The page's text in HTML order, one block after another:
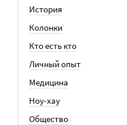
История
Колонки
Кто есть кто
Личный опыт
Медицина
Ноу-хау
Общество